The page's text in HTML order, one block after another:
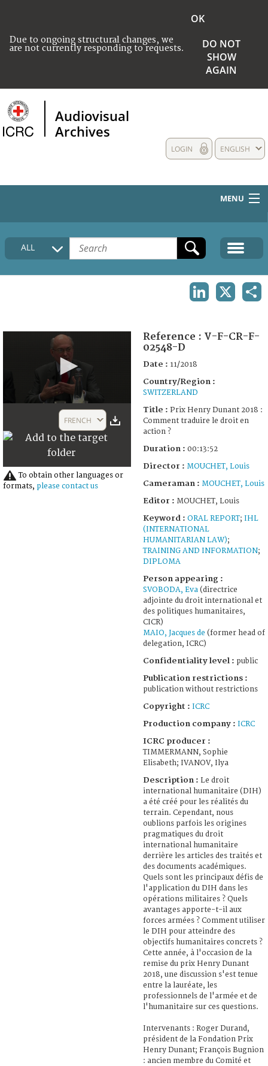
Due to ongoing structural changes, we
are not currently responding to requests.
OK
DO NOT
SHOW
AGAIN
Audiovisual
Archives
ENGLISH
LOGIN
MENU
HOME
COLLECTIONS DESCRIPTION
ALL
13
seconds
FRENCH
To obtain other languages or
formats, please contact us
Reference : V-F-CR-F-
02548-D
Date : 11/2018
Country/Region :
SWITZERLAND
Title : Prix Henry Dunant 2018 :
Comment traduire le droit en
action ?
Duration : 00:13:52
Director : MOUCHET, Louis
Cameraman : MOUCHET, Louis
Editor : MOUCHET, Louis
Keyword : ORAL REPORT; IHL
(INTERNATIONAL
HUMANITARIAN LAW);
TRAINING AND INFORMATION;
DIPLOMA
Person appearing :
SVOBODA, Eva (directrice
adjointe du droit international et
des politiques humanitaires,
CICR)
MAIO, Jacques de (former head of
delegation, ICRC)
Confidentiality level : public
Publication restrictions :
publication without restrictions
Copyright : ICRC
Production company : ICRC
ICRC producer :
TIMMERMANN, Sophie
Elisabeth; IVANOV, Ilya
Description : Le droit
international humanitaire (DIH)
a été créé pour les réalités du
terrain. Cependant, nous
oublions parfois les origines
pragmatiques du droit
international humanitaire
derrière les articles des traités et
des documents académiques.
Quels sont les principaux défis de
l'application du DIH dans les
opérations militaires ? Quels
avantages apporte-t-il aux
forces armées ? Comment utiliser
le DIH pour atteindre des
objectifs humanitaires concrets ?
Cette année, à l'occasion de la
remise du prix Henry Dunant
2018, une discussion s'est tenue
entre la lauréate, les
professionnels de l'armée et de
l'humanitaire sur ces questions.
Intervenants : Roger Durand,
président de la Fondation Prix
Henry Dunant; François Bugnion
: ancien membre du Comité et